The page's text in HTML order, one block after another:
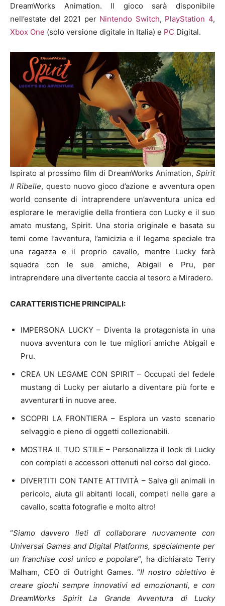
DreamWorks Animation. Il gioco sarà disponibile
nell’estate del 2021 per Nintendo Switch, PlayStation 4,
Xbox One (solo versione digitale in Italia) e PC Digital.
Ispirato al prossimo film di DreamWorks Animation, Spirit
Il Ribelle, questo nuovo gioco d’azione e avventura open
world consente di intraprendere un’avventura unica ed
esplorare le meraviglie della frontiera con Lucky e il suo
amato mustang, Spirit. Una storia originale e basata su
temi come l’avventura, l’amicizia e il legame speciale tra
una ragazza e il proprio cavallo, mentre Lucky farà
squadra con le sue amiche, Abigail e Pru, per
intraprendere una divertente caccia al tesoro a Miradero.
CARATTERISTICHE PRINCIPALI:
IMPERSONA LUCKY – Diventa la protagonista in una
nuova avventura con le tue migliori amiche Abigail e
Pru.
CREA UN LEGAME CON SPIRIT – Occupati del fedele
mustang di Lucky per aiutarlo a diventare più forte e
avventurarti in nuove aree.
SCOPRI LA FRONTIERA – Esplora un vasto scenario
selvaggio e pieno di oggetti collezionabili.
MOSTRA IL TUO STILE – Personalizza il look di Lucky
con completi e accessori ottenuti nel corso del gioco.
DIVERTITI CON TANTE ATTIVITÀ – Salva gli animali in
pericolo, aiuta gli abitanti locali, competi nelle gare a
cavallo, scatta fotografie e molto altro!
“Siamo davvero lieti di collaborare nuovamente con
Universal Games and Digital Platforms, specialmente per
un franchise così unico e popolare”, ha dichiarato Terry
Malham, CEO di Outright Games. “Il nostro obiettivo è
creare giochi sempre innovativi ed emozionanti, e con
DreamWorks Spirit La Grande Avventura di Lucky